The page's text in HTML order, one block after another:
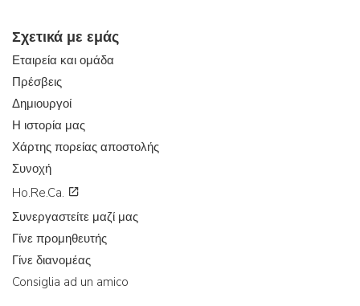
Σχετικά με εμάς
Εταιρεία και ομάδα
Πρέσβεις
Δημιουργοί
Η ιστορία μας
Χάρτης πορείας αποστολής
Συνοχή
Ho.Re.Ca.
Συνεργαστείτε μαζί μας
Γίνε προμηθευτής
Γίνε διανομέας
Consiglia ad un amico